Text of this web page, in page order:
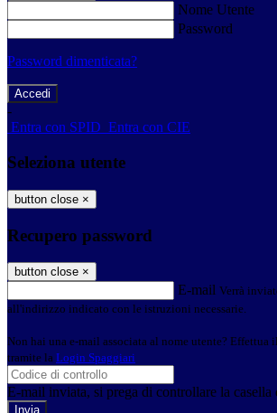
Nome Utente
Password
Password dimenticata?
-
Entra con SPID Entra con CIE
Seleziona utente
button close ×
Recupero password
button close ×
E-mail Verrà
all'indirizzo indicato con le istruzioni necessarie.
Non hai una e-mail associata al nome utente? Effettua
tramite la Login Spaggiari
E-mail inviata, si prega di controllare la casella